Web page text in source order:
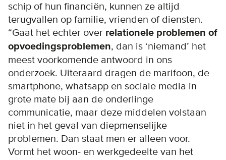
schip of hun financiën, kunnen ze altijd
terugvallen op familie, vrienden of diensten.
“Gaat het echter over relationele problemen of
opvoedingsproblemen, dan is ‘niemand’ het
meest voorkomende antwoord in ons
onderzoek. Uiteraard dragen de marifoon, de
smartphone, whatsapp en sociale media in
grote mate bij aan de onderlinge
communicatie, maar deze middelen volstaan
niet in het geval van diepmenselijke
problemen. Dan staat men er alleen voor.
Vormt het woon- en werkgedeelte van het